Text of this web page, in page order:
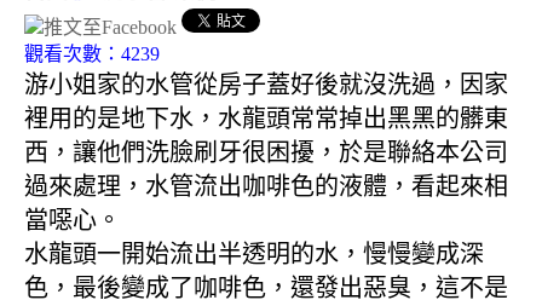
觀看次數：4239
游小姐家的水管從房子蓋好後就沒洗過，因家
裡用的是地下水，水龍頭常常掉出黑黑的髒東
西，讓他們洗臉刷牙很困擾，於是聯絡本公司
過來處理，水管流出咖啡色的液體，看起來相
當噁心。
水龍頭一開始流出半透明的水，慢慢變成深
色，最後變成了咖啡色，還發出惡臭，這不是